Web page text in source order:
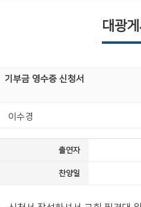
대광
기부금 영수증 신청서
이수경
출연자
찬양일